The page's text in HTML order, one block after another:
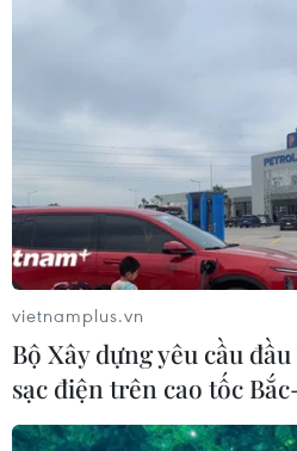
vietnamplus.vn
Bộ Xây dựng yêu cầu
sạc điện trên cao tốc